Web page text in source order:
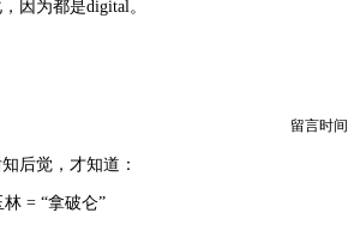
因为都是digital。
留言时
后觉，才知道：
= “拿破仑”